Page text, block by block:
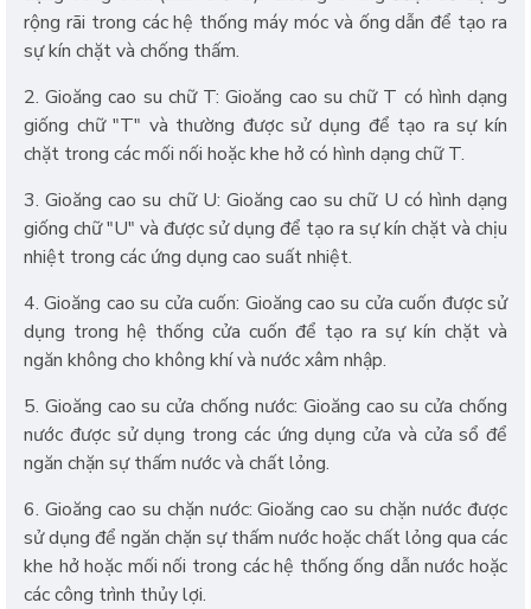
rộng rãi trong các hệ thống máy móc và ống dẫn để tạo ra
sự kín chặt và chống thấm.
2. Gioăng cao su chữ T: Gioăng cao su chữ T có hình dạng
giống chữ "T" và thường được sử dụng để tạo ra sự kín
chặt trong các mối nối hoặc khe hở có hình dạng chữ T.
3. Gioăng cao su chữ U: Gioăng cao su chữ U có hình dạng
giống chữ "U" và được sử dụng để tạo ra sự kín chặt và chịu
nhiệt trong các ứng dụng cao suất nhiệt.
4. Gioăng cao su cửa cuốn: Gioăng cao su cửa cuốn được sử
dụng trong hệ thống cửa cuốn để tạo ra sự kín chặt và
ngăn không cho không khí và nước xâm nhập.
5. Gioăng cao su cửa chống nước: Gioăng cao su cửa chống
nước được sử dụng trong các ứng dụng cửa và cửa sổ để
ngăn chặn sự thấm nước và chất lỏng.
6. Gioăng cao su chặn nước: Gioăng cao su chặn nước được
sử dụng để ngăn chặn sự thấm nước hoặc chất lỏng qua các
khe hở hoặc mối nối trong các hệ thống ống dẫn nước hoặc
các công trình thủy lợi.